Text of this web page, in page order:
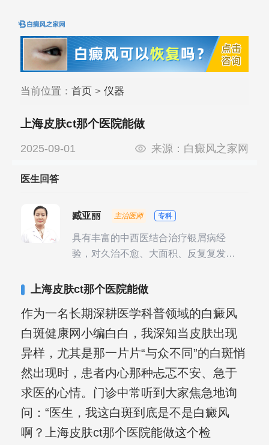
当前位置： 首页> 仪器
上海皮肤ct那个医院能做
2025-09-01 来源： 白癜风之家网
医生回答
臧亚丽 主治医师 专科
具有丰富的中西医结合治疗银屑病经
验，对久治不愈、大面积、反复复发性
上海皮肤ct那个医院能做
作为一名长期深耕医学科普领域的白癜风
白斑健康网小编白白，我深知当皮肤出现
异样，尤其是那一片片“与众不同”的白斑悄
然出现时，患者内心那种忐忑不安、急于
求医的心情。门诊中常听到大家焦急地询
问：“医生，我这白斑到底是不是白癜风
啊？上海皮肤ct那个医院能做这个检